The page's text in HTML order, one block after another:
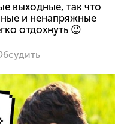
выходные, так что
и ненапряжные
отдохнуть 😉